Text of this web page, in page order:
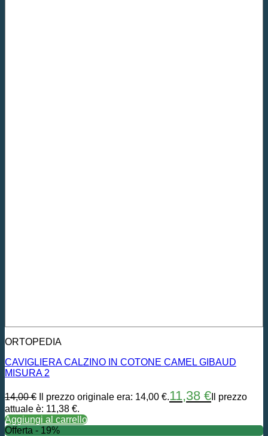
ORTOPEDIA
CAVIGLIERA CALZINO IN COTONE CAMEL GIBAUD
MISURA 2
14,00€ Il prezzo originale era: 14,00 €.11,38 € Il prezzo
attuale è: 11,38 €.
Aggiungi al carrello
Offerta - 19%